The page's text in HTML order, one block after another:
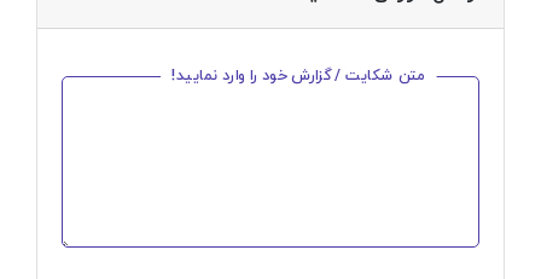
متن شکایت / گزارش خود را وارد نمایید!